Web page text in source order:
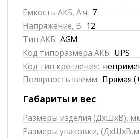
Емкость АКБ, А·ч: 7
Напряжение, В: 12
Тип АКБ: AGM
Код типоразмера АКБ: UPS
Код тип крепления:
Полярность клемм: Прямая
Габариты и вес
Размеры изделия (ДхШхВ),
Размеры упаковки,